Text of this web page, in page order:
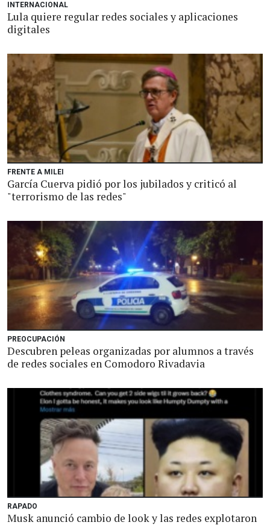
INTERNACIONAL
Lula quiere regular redes sociales y aplicaciones
digitales
FRENTE A MILEI
García Cuerva pidió por los jubilados y criticó al
"terrorismo de las redes"
PREOCUPACIÓN
Descubren peleas organizadas por alumnos a través
de redes sociales en Comodoro Rivadavia
RAPADO
Musk anunció cambio de look y las redes explotaron